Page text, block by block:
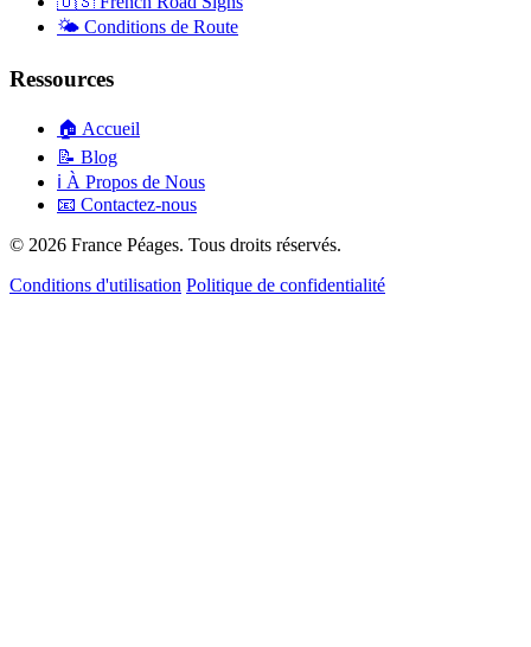
🌤️ Conditions de Route
Ressources
🏠 Accueil
📝 Blog
ℹ️ À Propos de Nous
📧 Contactez-nous
© 2026 France Péages. Tous droits réservés.
Conditions d'utilisation Politique de confidentialité